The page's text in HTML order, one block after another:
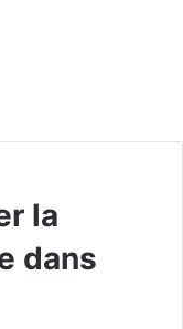
la
dans